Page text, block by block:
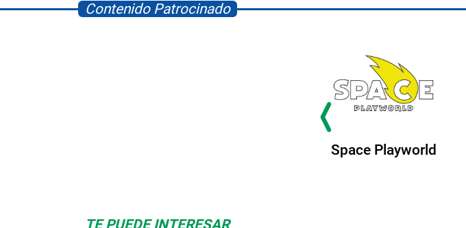
Contenido Patrocinado
Space Playworld
TE PUEDE INTERESAR